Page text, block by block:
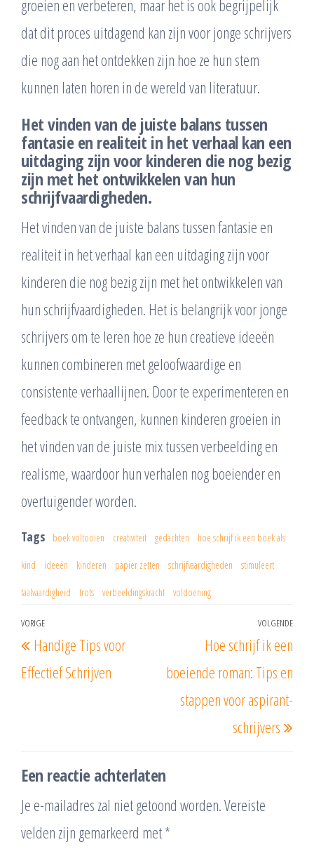
groeien en verbeteren, maar het is ook begrijpelijk
dat dit proces uitdagend kan zijn voor jonge schrijvers
die nog aan het ontdekken zijn hoe ze hun stem
kunnen laten horen in de wereld van literatuur.
Het vinden van de juiste balans tussen
fantasie en realiteit in het verhaal kan een
uitdaging zijn voor kinderen die nog bezig
zijn met het ontwikkelen van hun
schrijfvaardigheden.
Het vinden van de juiste balans tussen fantasie en
realiteit in het verhaal kan een uitdaging zijn voor
kinderen die nog bezig zijn met het ontwikkelen van
hun schrijfvaardigheden. Het is belangrijk voor jonge
schrijvers om te leren hoe ze hun creatieve ideeën
kunnen combineren met geloofwaardige en
consistente verhaallijnen. Door te experimenteren en
feedback te ontvangen, kunnen kinderen groeien in
het vinden van de juiste mix tussen verbeelding en
realisme, waardoor hun verhalen nog boeiender en
overtuigender worden.
Tags boek voltooien creativiteit gedachten hoe schrijf ik een boek als
kind ideeën kinderen papier zetten schrijfvaardigheden stimuleert
taalvaardigheid trots verbeeldingskracht voldoening
Berichtnavigatie
Vorig
bericht
VORIGE
Handige Tips voor
Effectief Schrijven
VOLGENDE
Hoe schrijf ik een
boeiende roman: Tips en
stappen voor aspirant-
schrijvers
Een reactie achterlaten
Je e-mailadres zal niet getoond worden.Vereiste
velden zijn gemarkeerd met*